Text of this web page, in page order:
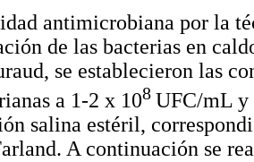
antimicrobiana por la
de las bacterias en
se establecieron las
a 1-2 x 108 UFC/mL y
salina estéril,
A continuación se